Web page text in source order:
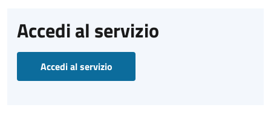
Accedi al servizio
Accedi al servizio